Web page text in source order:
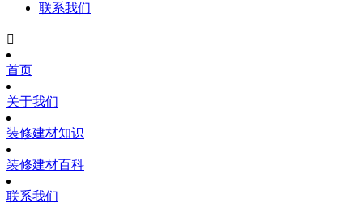
联系我们

首页
关于我们
装修建材知识
装修建材百科
联系我们